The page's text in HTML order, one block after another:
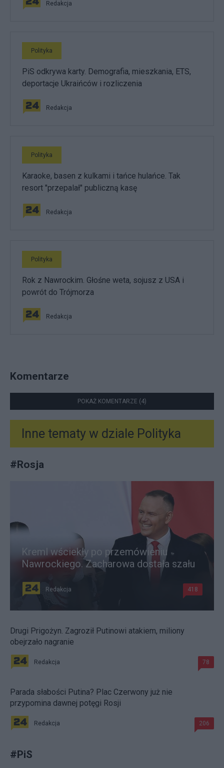
Redakcja
Polityka
PiS odkrywa karty. Demografia, mieszkania, ETS,
deportacje Ukraińców i rozliczenia
Redakcja
Polityka
Karaoke, basen z kulkami i tańce hulańce. Tak
resort "przepalał" publiczną kasę
Redakcja
Polityka
Rok z Nawrockim. Głośne weta, sojusz z USA i
powrót do Trójmorza
Redakcja
Komentarze
POKAŻ KOMENTARZE (4)
Inne tematy w dziale Polityka
#Rosja
Kreml wściekły po przemówieniu
Nawrockiego. Zacharowa dostała szału
Redakcja 418
Drugi Prigożyn. Zagroził Putinowi atakiem, miliony
obejrzało nagranie
Redakcja 78
Parada słabości Putina? Plac Czerwony już nie
przypomina dawnej potęgi Rosji
Redakcja 206
#PiS